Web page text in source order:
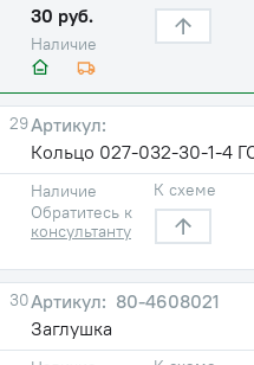
Наличие
30 руб.
29
Кольцо 027-032-30-1-4
Наличие
Обратитесь к
консультанту
К схеме
30
80-4608021
Заглушка